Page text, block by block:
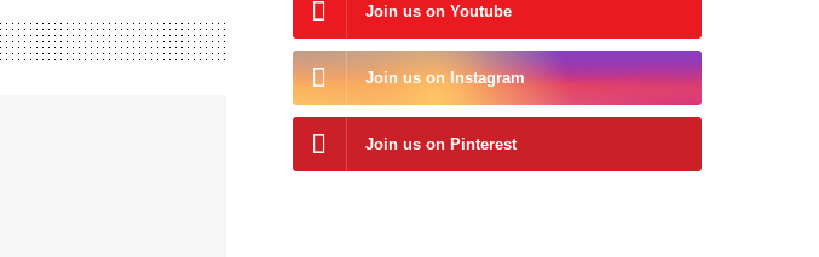
Join us on Youtube
Join us on Instagram
Join us on Pinterest